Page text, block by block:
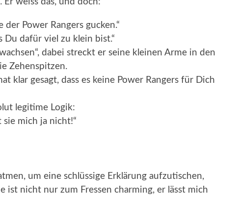
Power Rangers gucken.“
Du dafür viel zu klein bist.“
dabei streckt er seine kleinen Arme in den
Zehenspitzen.
klar gesagt, dass es keine Power Rangers für Dich
legitime Logik:
sie mich ja nicht!“
um eine schlüssige Erklärung aufzutischen,
ist nicht nur zum Fressen charming, er lässt mich